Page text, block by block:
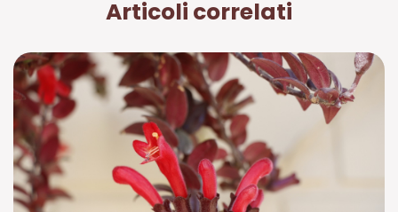
Articoli correlati